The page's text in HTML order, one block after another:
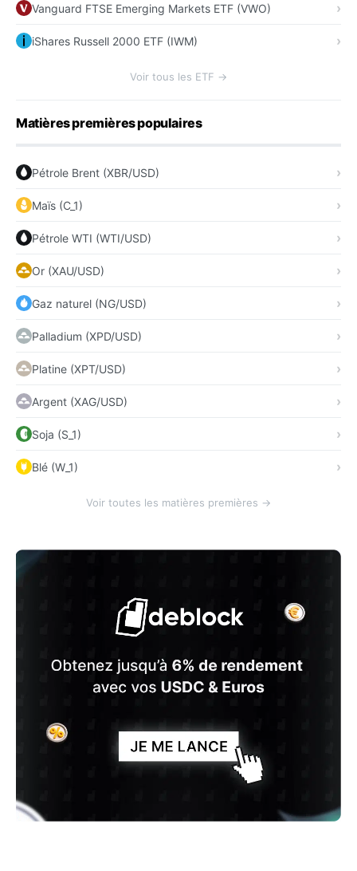
Vanguard FTSE Emerging Markets ETF (VWO)
iShares Russell 2000 ETF (IWM)
Voir tous les ETF →
Matières premières populaires
Pétrole Brent (XBR/USD)
Maïs (C_1)
Pétrole WTI (WTI/USD)
Or (XAU/USD)
Gaz naturel (NG/USD)
Palladium (XPD/USD)
Platine (XPT/USD)
Argent (XAG/USD)
Soja (S_1)
Blé (W_1)
Voir toutes les matières premières →